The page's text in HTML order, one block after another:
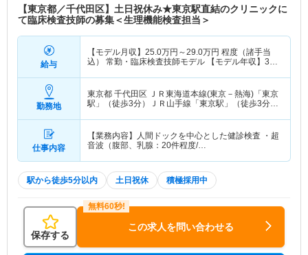
【東京都／千代田区】土日祝休み★東京駅直結のクリニックに
て臨床検査技師の募集＜生理機能検査担当＞
給与
【モデル月収】 25.0万円～29.0万円 程度（諸手当
込） 常勤・臨床検査技師モデル 【モデル年収】 350
勤務地
東京都 千代田区
ＪＲ東海道本線(東京－熱海)「東京
駅」（徒歩3分）ＪＲ山手線「東京駅」（徒歩3分）
仕事内容
【業務内容】人間ドックを中心とした健診検査 ・超
音波（腹部、乳腺：20件程度/…
駅から徒歩5分以内 土日祝休 積極採用中
保存する
この求人を問い合わせる